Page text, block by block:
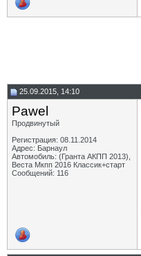
25.09.2015, 14:10
Pawel
Продвинутый
Регистрация: 08.11.2014
Адрес: Барнаул
Автомобиль: (Гранта АКПП 2013),
Веста Мкпп 2016 Классик+старт
Сообщений: 116